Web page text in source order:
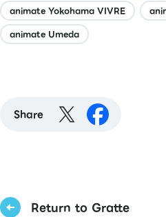
animate Yokohama VIVRE
animate Umeda
Share
Return to Gratte